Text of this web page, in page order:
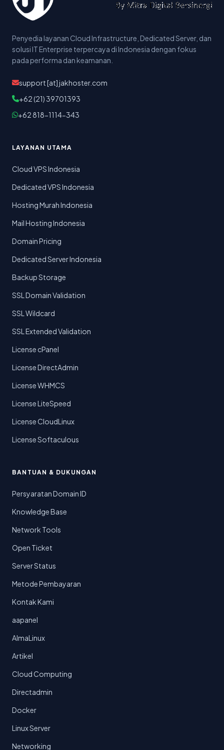
Penyedia layanan Cloud Infrastructure, Dedicated Server, dan
solusi IT Enterprise terpercaya di Indonesia dengan fokus
pada performa dan keamanan.
support [at] jakhoster.com
+62 (21) 39701393
+62 818-1114-343
LAYANAN UTAMA
Cloud VPS Indonesia
Dedicated VPS Indonesia
Hosting Murah Indonesia
Mail Hosting Indonesia
Domain Pricing
Dedicated Server Indonesia
Backup Storage
SSL Domain Validation
SSL Wildcard
SSL Extended Validation
License cPanel
License DirectAdmin
License WHMCS
License LiteSpeed
License CloudLinux
License Softaculous
BANTUAN & DUKUNGAN
Persyaratan Domain ID
Knowledge Base
Network Tools
Open Ticket
Server Status
Metode Pembayaran
Kontak Kami
aapanel
AlmaLinux
Artikel
Cloud Computing
Directadmin
Docker
Linux Server
Networking